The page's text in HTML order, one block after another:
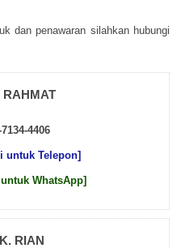
dаn реnаwаrаn sіlаhkаn hubungі
RAHMAT
4406
untuk Telepon]
WhatsApp]
RIAN